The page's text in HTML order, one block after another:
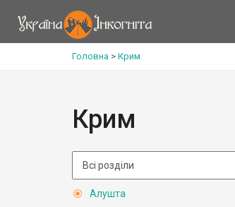
Головна > Крим
Крим
Алушта